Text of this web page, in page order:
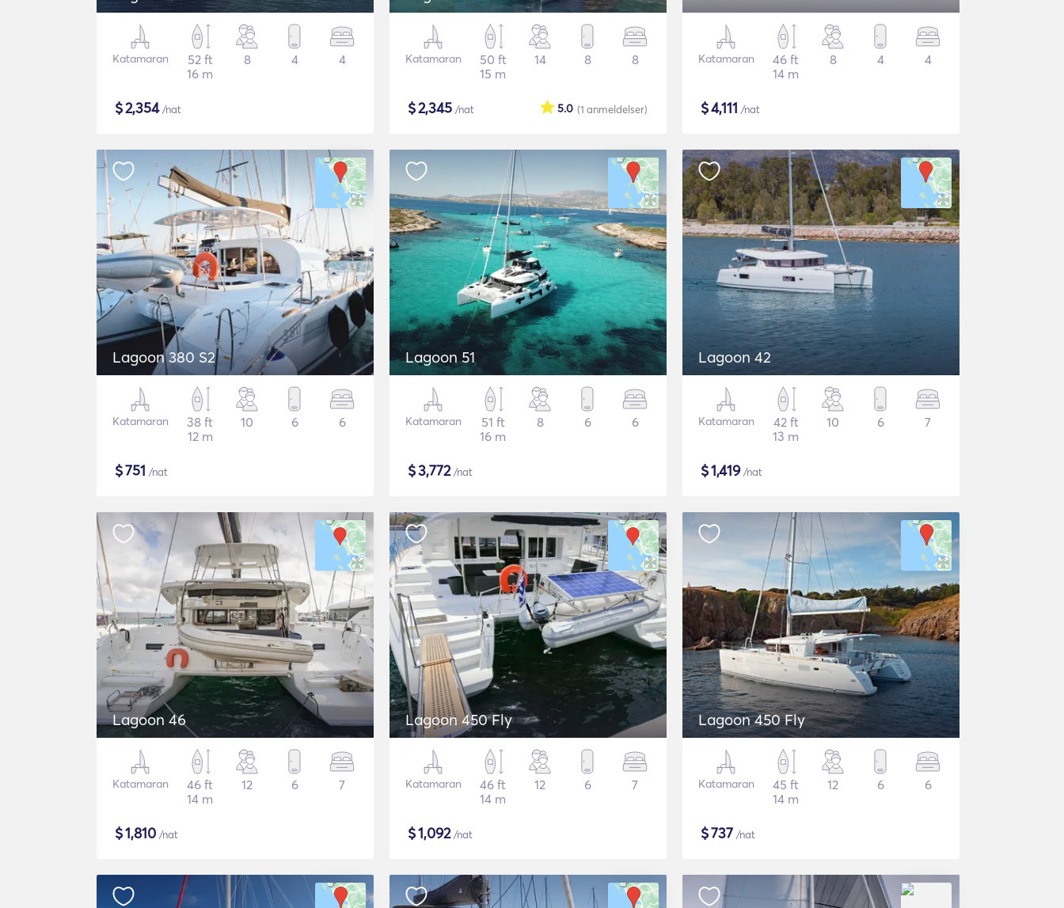
Katamaran
52 ft
16 m
8 4 4
$2,354/nat
Katamaran
50 ft
15 m
14 8 8
$2,345 /nat (1 anmeldelser)
5.0
Katamaran
46 ft
14 m
8 4 4
$4,111 /nat
Lagoon 380 S2
Katamaran
38 ft
12 m
10 6 6
$751 /nat
Lagoon 51
Katamaran
51 ft
16 m
8 6 6
$3,772/nat
Lagoon 42
Katamaran
42 ft
13 m
10 6 7
$1,419/nat
Lagoon 46
Katamaran
46 ft
14 m
12 6 7
$1,810 /nat
Lagoon 450 Fly
Katamaran
46 ft
14 m
12 6 7
$1,092/nat
Lagoon 450 Fly
Katamaran
45 ft
14 m
12 6 6
$737 /nat